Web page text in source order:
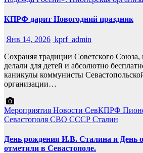
КПРФ дарит Новогодний праздник
Янв 14, 2026 kprf_admin
Сохраняя традиции Советского Союза,
делали для детей и абсолютно
каникулы коммунисты
организации…
Мероприятия Новости СевКПРФ
Севастополя СВО СССР Сталин
День рождения И.В. Сталина и День
отметили в Севастополе.